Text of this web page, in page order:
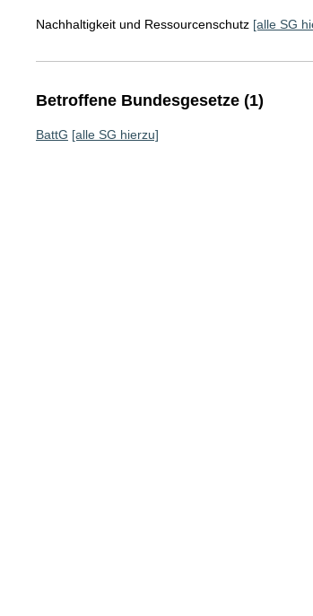
Nachhaltigkeit und Ressourcenschutz [alle SG
Betroffene Bundesgesetze (1)
BattG [alle SG hierzu]